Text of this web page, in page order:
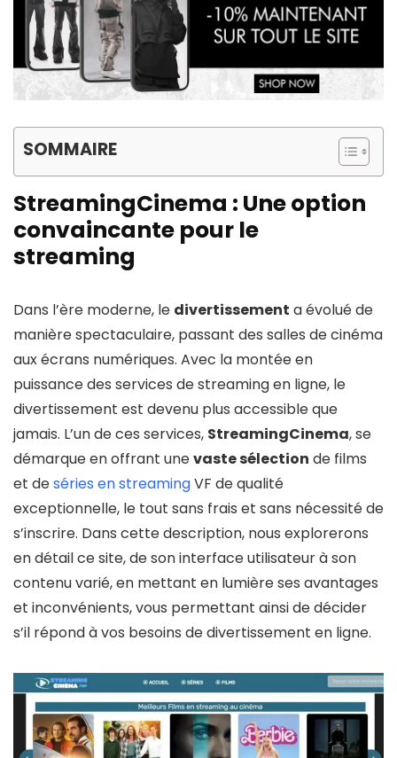
SOMMAIRE
StreamingCinema : Une option
convaincante pour le
streaming
Dans l’ère moderne, le divertissement a évolué de
manière spectaculaire, passant des salles de cinéma
aux écrans numériques. Avec la montée en
puissance des services de streaming en ligne, le
divertissement est devenu plus accessible que
jamais. L’un de ces services, StreamingCinema, se
démarque en offrant unevaste sélection de films
et deséries en streamingVF de qualité
exceptionnelle, le tout sans frais et sans nécessité de
s’inscrire. Dans cette description, nous explorerons
en détail ce site, de son interface utilisateur à son
contenu varié, en mettant en lumière ses avantages
et inconvénients, vous permettant ainsi de décider
s’il répond à vos besoins de divertissement en ligne.